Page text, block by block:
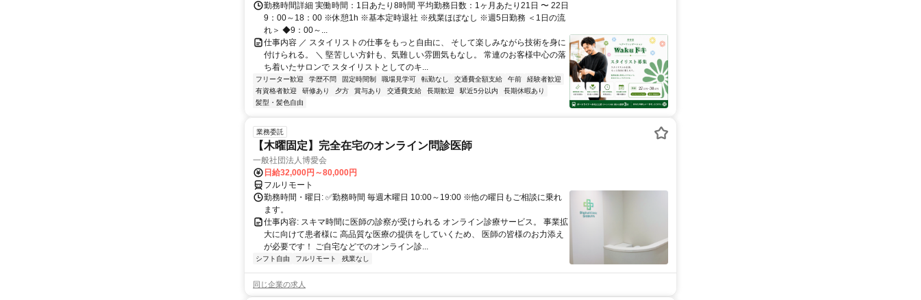
勤務時間詳細 実働時間：1日あたり8時間 平均勤務日数：1ヶ月あたり21日 〜 22日
9：00～18：00 ※休憩1h ※基本定時退社 ※残業ほぼなし ※週5日勤務 ＜1日の流
れ＞ ◆9：00～...
仕事内容 ／ スタイリストの仕事をもっと自由に、 そして楽しみながら技術を身に
付けられる。 ＼ 堅苦しい方針も、気難しい雰囲気もなし。 常連のお客様中心の落
ち着いたサロンで スタイリストとしてのキ...
フリーター歓迎 学歴不問 固定時間制 職場見学可 転勤なし 交通費全額支給 午前
経験者歓迎
有資格者歓迎
研修あり 夕方 賞与あり 交通費支給 長期歓迎 駅近5分以内
長期休暇あり
髪型・髪色自由
業務委託
【木曜固定】完全在宅のオンライン問診医師
一般社団法人博愛会
日給32,000円～80,000円
フルリモート
勤務時間・曜日: ✅勤務時間 毎週木曜日 10:00～19:00 ※他の曜日もご相談に乗れ
ます。
仕事内容: スキマ時間に医師の診察が受けられる オンライン診療サービス。 事業拡
大に向けて患者様に 高品質な医療の提供をしていくため、 医師の皆様のお力添え
が必要です！ ご自宅などでのオンライン診...
シフト自由 フルリモート 残業なし
同じ企業の求人